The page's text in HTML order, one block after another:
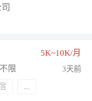
5K~10K/月
限 3天前
...